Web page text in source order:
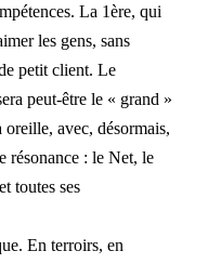
La 1ère, qui
les gens, sans
petit client. Le
peut-être le « grand »
avec, désormais,
résonance : le Net, le
toutes ses
En terroirs, en